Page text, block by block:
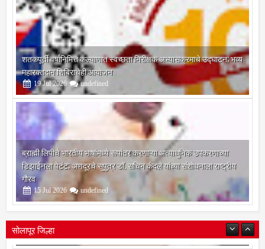
शतकपूर्ती वर्षानिमित्त कल्याणात स्वच्छता निरीक्षक अभ्यासक्रमाचे उद्घाटन; भव्य
महारक्तदान शिबिराचेही आयोजन
19 Jul 2026 undefined
ब्राह्मी लिपीचे भारतीय भाषांमध्ये रूपांतर करणाऱ्या अत्याधुनिक उपकरणाच्या
डिझाईनला पेटंट; अणदूरचे सुपुत्र डॉ. सचिन कंदले यांच्या संशोधनाला राष्ट्रीय
गौरव
15 Jul 2026 undefined
सोलापूर जिल्हा